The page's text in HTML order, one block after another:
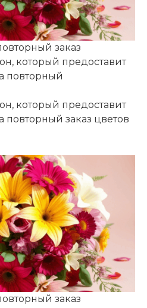
заказ
который предоставит
повторный
который предоставит
повторный заказ цветов
заказ